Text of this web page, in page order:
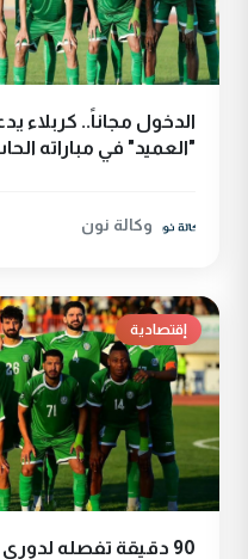
الدخول مجاناً.. كربلاء
"العميد" في مباراته
وكالة نون
إقتصادية
90 دقيقة تفصله